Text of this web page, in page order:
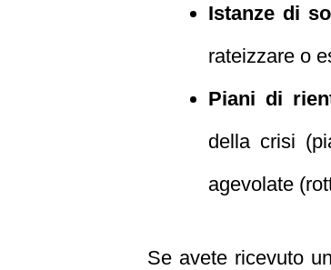
Istanze di
rateizzare o
Piani di
della crisi
agevolate
Se avete ricevuto